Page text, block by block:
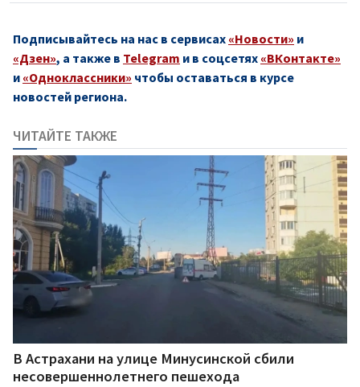
Подписывайтесь на нас в сервисах «Новости» и
«Дзен», а также в Telegram и в соцсетях «ВКонтакте»
и «Одноклассники» чтобы оставаться в курсе
новостей региона.
ЧИТАЙТЕ ТАКЖЕ
В Астрахани на улице Минусинской сбили
несовершеннолетнего пешехода